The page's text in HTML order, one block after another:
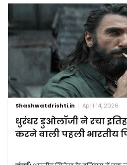
Shashwatdrishti.in April 14, 2026
धुरंधर डुओलॉजी ने रचा
करने वाली पहली भारतीय